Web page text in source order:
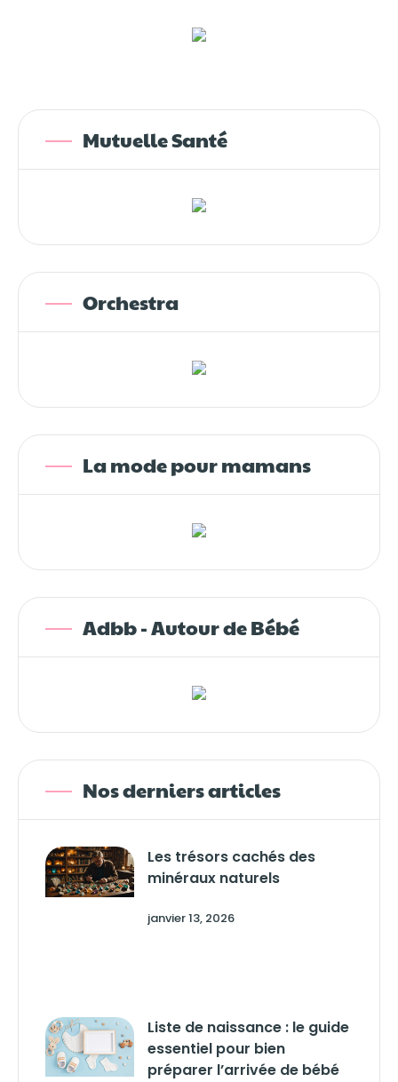
Mutuelle Santé
Orchestra
La mode pour mamans
Adbb - Autour de Bébé
Nos derniers articles
Les trésors cachés des
minéraux naturels
janvier 13, 2026
Liste de naissance : le guide
essentiel pour bien
préparer l’arrivée de bébé